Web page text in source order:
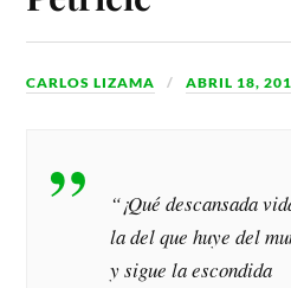
CARLOS LIZAMA ABRIL 18,
“¡Qué descansada
la del que huye del
y sigue la escondida